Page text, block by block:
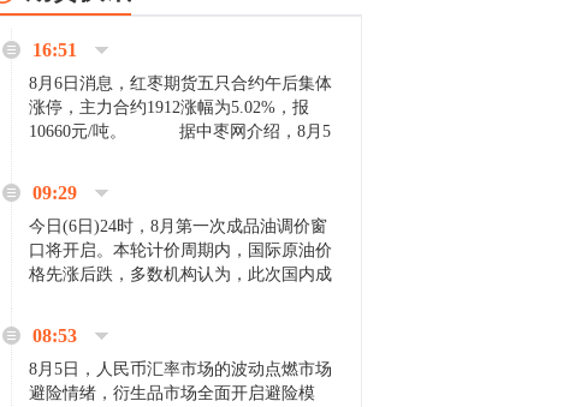
16:51
8月6日消息，红枣期货五只合约午后集体
涨停，主力合约1912涨幅为5.02%，报
10660元/吨。 据中枣网介绍，8月5
家好货依旧惜售挺...
09:29
今日(6日)24时，8月第一次成品油调价窗
口将开启。本轮计价周期内，国际原油价
格先涨后跌，多数机构认为，此次国内成
08:53
8月5日，人民币汇率市场的波动点燃市场
避险情绪，衍生品市场全面开启避险模